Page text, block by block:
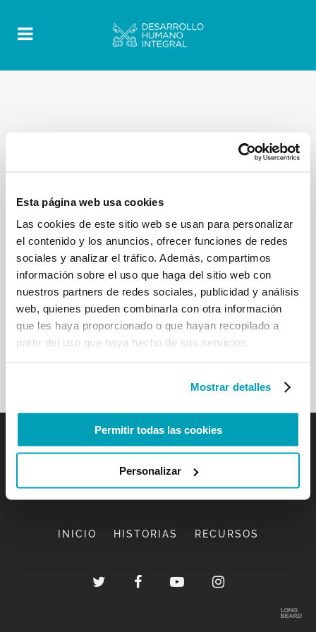
Esta página web usa cookies
Las cookies de este sitio web se usan para personalizar
el contenido y los anuncios, ofrecer funciones de redes
sociales y analizar el tráfico. Además, compartimos
información sobre el uso que haga del sitio web con
nuestros partners de redes sociales, publicidad y análisis
web, quienes pueden combinarla con otra información
que les haya proporcionado o que hayan recopilado a
partir del uso que haya hecho de sus servicios.
Mostrar detalles
Permitir todas las cookies
Personalizar
INICIO HISTORIAS RECURSOS